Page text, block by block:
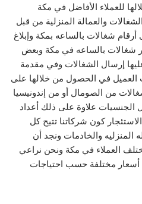
للعملاء الأفاضل في مكة
والعمالة المنزلية من قبل
شغالات بالساعه بمكة وإبلاغ
شغالات بالساعه في مكة وبعض
إرسال الشغالات وفي مقدمة
العميل في الحصول من خلالها على
من الصومال أو من إندونيسيا
الجنسيات علاوة على ذلك أعداد
كون شركاتنا تتيح كل
المنزليه والخادمات ونجد أن
العملاء في مكة ونحن نراعي
أسعار مختلفة حسب احتياجات